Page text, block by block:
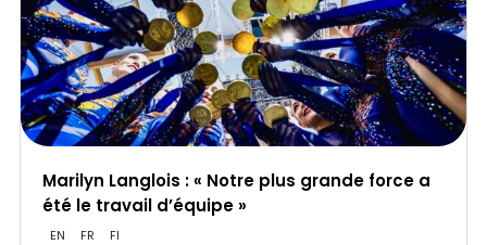
Marilyn Langlois : « Notre plus grande force a
été le travail d’équipe »
EN FR FI